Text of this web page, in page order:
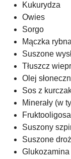
Kukurydza
Owies
Sorgo
Mączka rybna
Suszone
Tłuszcz
Olej
Sos z
Minerały (w
Suszony
Suszone